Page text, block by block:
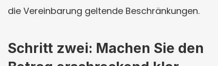
die Vereinbarung geltende Beschränkungen.
Schritt zwei: Machen Sie den